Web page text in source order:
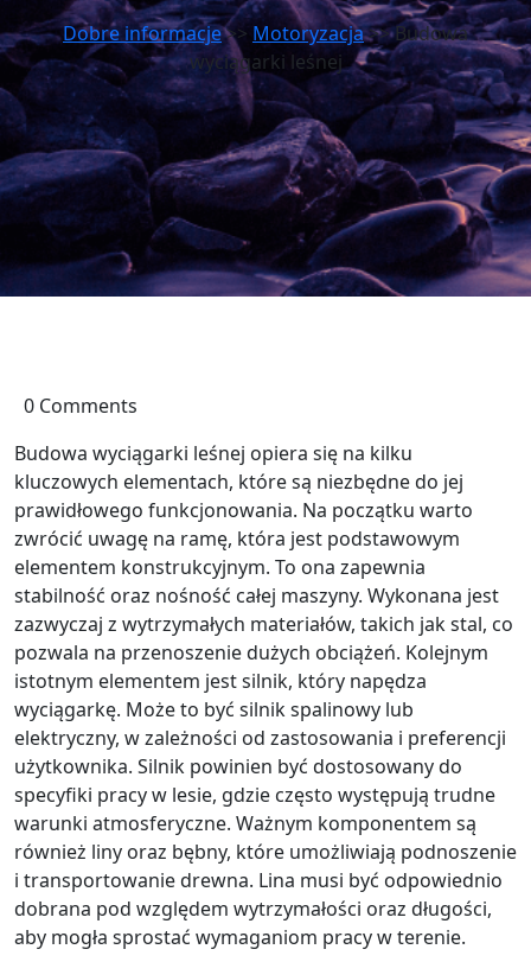
Dobre informacje>>Motoryzacja>> Budowa
wyciągarki leśnej
0 Comments
Budowa wyciągarki leśnej opiera się na kilku
kluczowych elementach, które są niezbędne do jej
prawidłowego funkcjonowania. Na początku warto
zwrócić uwagę na ramę, która jest podstawowym
elementem konstrukcyjnym. To ona zapewnia
stabilność oraz nośność całej maszyny. Wykonana jest
zazwyczaj z wytrzymałych materiałów, takich jak stal, co
pozwala na przenoszenie dużych obciążeń. Kolejnym
istotnym elementem jest silnik, który napędza
wyciągarkę. Może to być silnik spalinowy lub
elektryczny, w zależności od zastosowania i preferencji
użytkownika. Silnik powinien być dostosowany do
specyfiki pracy w lesie, gdzie często występują trudne
warunki atmosferyczne. Ważnym komponentem są
również liny oraz bębny, które umożliwiają podnoszenie
i transportowanie drewna. Lina musi być odpowiednio
dobrana pod względem wytrzymałości oraz długości,
aby mogła sprostać wymaganiom pracy w terenie.